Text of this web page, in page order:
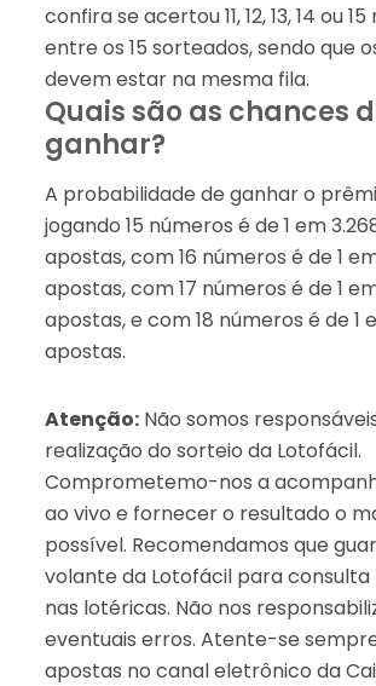
confira se acertou 11, 12, 13, 14 ou
entre os 15 sorteados, sendo que
devem estar na mesma fila.
Quais são as chances
ganhar?
A probabilidade de ganhar o
jogando 15 números é de 1 em
apostas, com 16 números é de 1
apostas, com 17 números é de 1
apostas, e com 18 números é de 1
apostas.
Atenção:Não somos
realização do sorteio da Lotofácil.
Comprometemo-nos a
ao vivo e fornecer o resultado o
possível. Recomendamos que
volante da Lotofácil para
nas lotéricas. Não nos
eventuais erros. Atente-se
apostas no canal eletrônico da